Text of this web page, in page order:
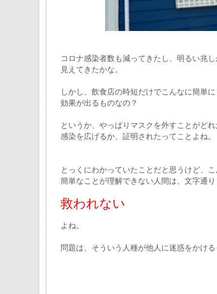
コロナ感染者数も減ってきたし、明るい兆
見えてきたかな。
しかし、飲食店の時短だけでこんなに簡単に
効果が出るものなの？
というか、やっぱりマスクを外すことがど
感染を広げるか、証明されたってことよね。
とっくにわかっていたことだと思うけど、
簡単なことが理解できない人間は、文字通り
救われない
よね。
問題は、そういう人種が他人に迷惑をかけ